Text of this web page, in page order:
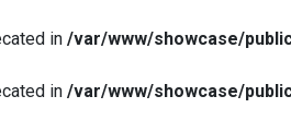
in /var/www/showcase/
in /var/www/showcase/